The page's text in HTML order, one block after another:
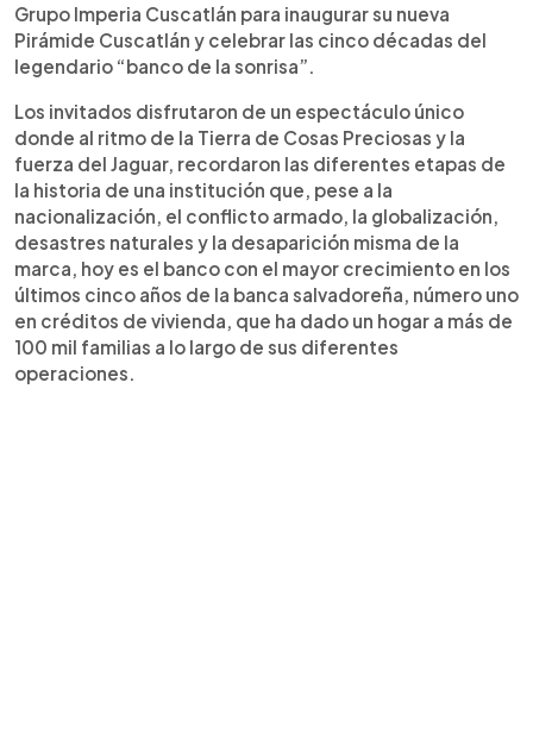
Grupo Imperia Cuscatlán para inaugurar su nueva
Pirámide Cuscatlán y celebrar las cinco décadas del
legendario “banco de la sonrisa”.
Los invitados disfrutaron de un espectáculo único
donde al ritmo de la Tierra de Cosas Preciosas y la
fuerza del Jaguar, recordaron las diferentes etapas de
la historia de una institución que, pese a la
nacionalización, el conflicto armado, la globalización,
desastres naturales y la desaparición misma de la
marca, hoy es el banco con el mayor crecimiento en los
últimos cinco años de la banca salvadoreña, número uno
en créditos de vivienda, que ha dado un hogar a más de
100 mil familias a lo largo de sus diferentes
operaciones.